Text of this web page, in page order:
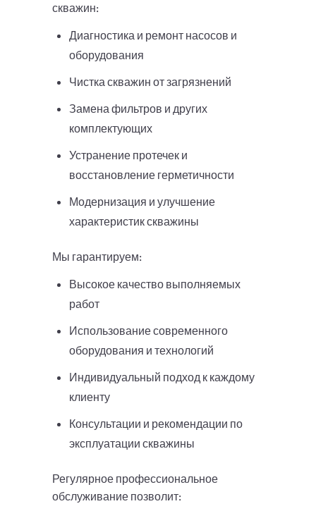
скважин:
Диагностика и ремонт насосов и
оборудования
Чистка скважин от загрязнений
Замена фильтров и других
комплектующих
Устранение протечек и
восстановление герметичности
Модернизация и улучшение
характеристик скважины
Мы гарантируем:
Высокое качество выполняемых
работ
Использование современного
оборудования и технологий
Индивидуальный подход к каждому
клиенту
Консультации и рекомендации по
эксплуатации скважины
Регулярное профессиональное
обслуживание позволит: